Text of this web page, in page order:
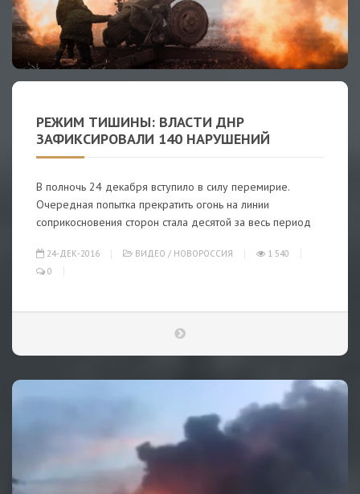
РЕЖИМ ТИШИНЫ: ВЛАСТИ ДНР
ЗАФИКСИРОВАЛИ 140 НАРУШЕНИЙ
В полночь 24 декабря вступило в силу перемирие.
Очередная попытка прекратить огонь на линии
соприкосновения сторон стала десятой за весь период
24-ДЕК-2016 ВИДЕО / НОВОРОССИЯ
1 540
0